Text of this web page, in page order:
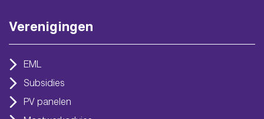
Verenigingen
EML
Subsidies
PV panelen